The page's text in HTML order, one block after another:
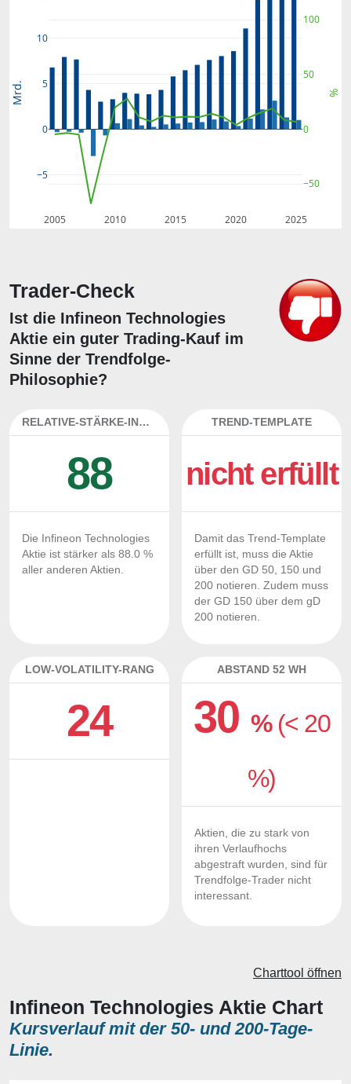
2005 2010 2015 2020 2025
−5
0
5
10
−50
0
50
100
Mrd. %
Trader-Check
Ist die Infineon Technologies
Aktie ein guter Trading-Kauf im
Sinne der Trendfolge-
Philosophie?
RELATIVE-STÄRKE-INDEX
88
Die Infineon Technologies
Aktie ist stärker als 88.0 %
aller anderen Aktien.
TREND-TEMPLATE
nicht erfüllt
Damit das Trend-Template
erfüllt ist, muss die Aktie
über den GD 50, 150 und
200 notieren. Zudem muss
der GD 150 über dem gD
200 notieren.
LOW-VOLATILITY-RANG
24
ABSTAND 52 WH
30% (< 20
%)
Aktien, die zu stark von
ihren Verlaufhochs
abgestraft wurden, sind für
Trendfolge-Trader nicht
interessant.
Infineon Technologies Aktie Chart
Kursverlauf mit der 50- und 200-Tage-
Linie.
Charttool öffnen